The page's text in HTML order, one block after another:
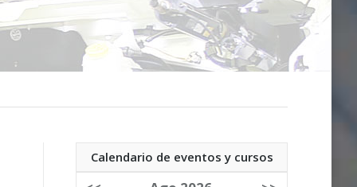
Calendario de eventos y cursos